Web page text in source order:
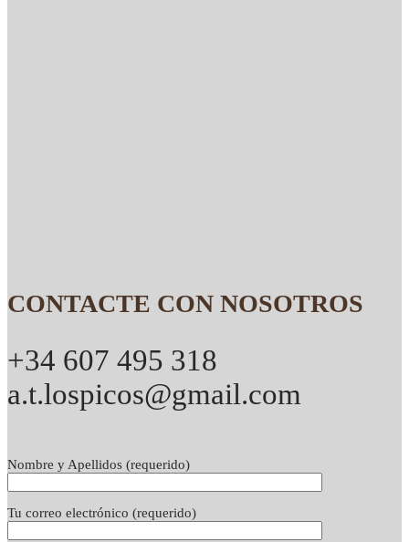
CONTACTE CON NOSOTROS
+34 607 495 318
a.t.lospicos@gmail.com
Nombre y Apellidos (requerido)
Tu correo electrónico (requerido)